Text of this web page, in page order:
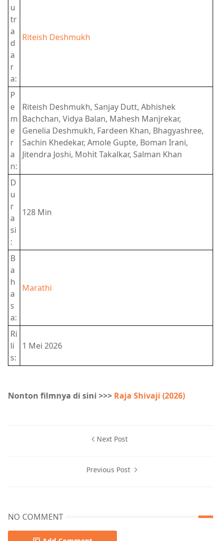
u
tr
a
d
a
r
a:
Riteish Deshmukh
P
e
m
e
r
a
n:
Riteish Deshmukh, Sanjay Dutt, Abhishek
Bachchan, Vidya Balan, Mahesh Manjrekar,
Genelia Deshmukh, Fardeen Khan, Bhagyashree,
Sachin Khedekar, Amole Gupte, Boman Irani,
Jitendra Joshi, Mohit Takalkar, Salman Khan
D
u
r
a
si
:
128 Min
B
a
h
a
s
a:
Marathi
Ri
li
s:
1 Mei 2026
Nonton filmnya di sini >>> Raja Shivaji (2026)
Next Post
Previous Post
NO COMMENT